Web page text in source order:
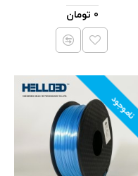
0 تومان
ناموجود